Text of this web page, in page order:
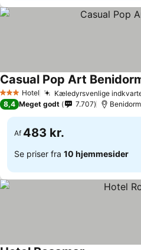
3 StjernerHotel Kæledyrsvenlige
Casual Pop Art
8,4 Meget godt 7.707
Af 483 kr.
Se priser fra 10 hjemmesider